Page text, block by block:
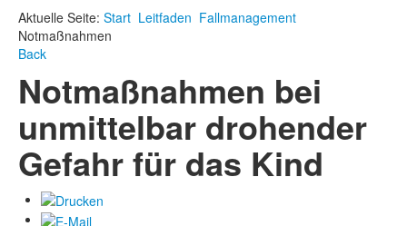
Aktuelle Seite: Start Leitfaden Fallmanagement
Notmaßnahmen
Back
Notmaßnahmen bei
unmittelbar drohender
Gefahr für das Kind